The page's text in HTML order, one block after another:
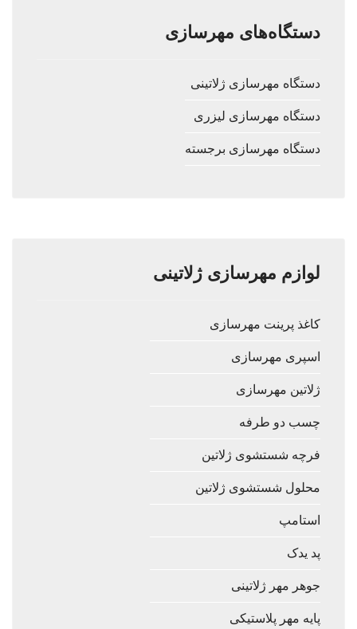
دستگاه‌های مهرسازی
دستگاه مهرسازی ژلاتینی
دستگاه مهرسازی لیزری
دستگاه مهرسازی برجسته
لوازم مهرسازی ژلاتینی
کاغذ پرینت مهرسازی
اسپری مهرسازی
ژلاتین مهرسازی
چسب دو طرفه
فرچه شستشوی ژلاتین
محلول شستشوی ژلاتین
استامپ
پد یدک
جوهر مهر ژلاتینی
پایه مهر پلاستیکی